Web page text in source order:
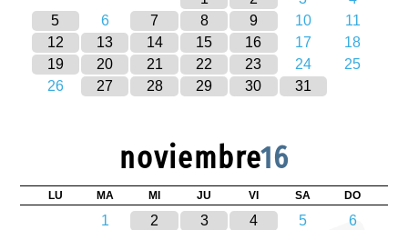
5
6 7 8 9 10
11
12
13 14 15 16 17
18
19
20 21 22 23 24
25
26
27 28 29 30 31
noviembre16
LU MA MI JU VI SA DO
1 2 3 4 5
6